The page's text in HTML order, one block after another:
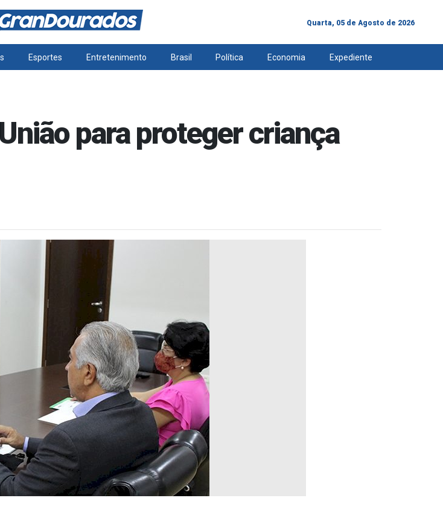
Quarta, 05 de Agosto de 2026
Esportes Entretenimento Brasil Política Economia Expediente
para proteger criança